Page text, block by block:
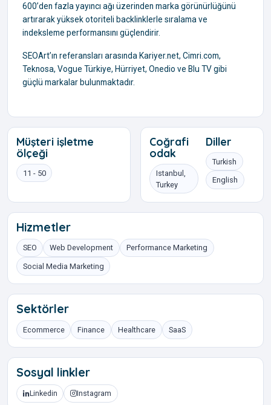
600’den fazla yayıncı ağı üzerinden marka görünürlüğünü
artırarak yüksek otoriteli backlinklerle sıralama ve
indeksleme performansını güçlendirir.
SEOArt’ın referansları arasında Kariyer.net, Cimri.com,
Teknosa, Vogue Türkiye, Hürriyet, Onedio ve Blu TV gibi
güçlü markalar bulunmaktadır.
Müşteri işletme
ölçeği
11 - 50
Coğrafi
odak
Istanbul,
Turkey
Diller
Turkish
English
Hizmetler
SEO Web Development Performance Marketing
Social Media Marketing
Sektörler
Ecommerce Finance Healthcare SaaS
Sosyal linkler
Linkedin Instagram